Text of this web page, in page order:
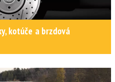
kotúče a brzdová